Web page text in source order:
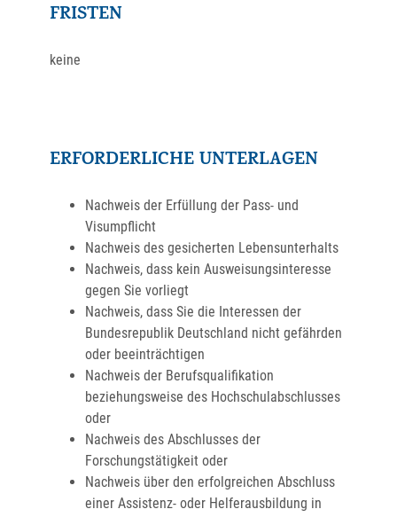
FRISTEN
keine
ERFORDERLICHE UNTERLAGEN
Nachweis der Erfüllung der Pass- und
Visumpflicht
Nachweis des gesicherten Lebensunterhalts
Nachweis, dass kein Ausweisungsinteresse
gegen Sie vorliegt
Nachweis, dass Sie die Interessen der
Bundesrepublik Deutschland nicht gefährden
oder beeinträchtigen
Nachweis der Berufsqualifikation
beziehungsweise des Hochschulabschlusses
oder
Nachweis des Abschlusses der
Forschungstätigkeit oder
Nachweis über den erfolgreichen Abschluss
einer Assistenz- oder Helferausbildung in